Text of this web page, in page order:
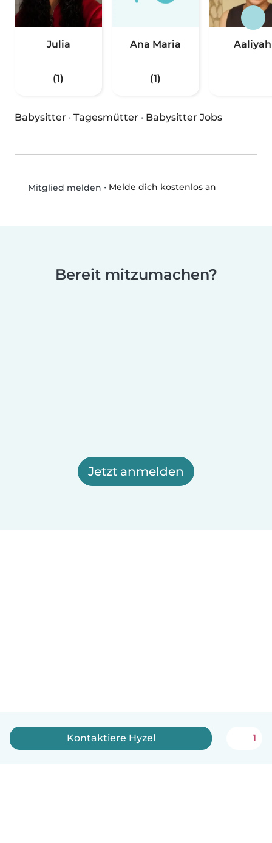
Julia
(1)
Ana Maria
(1)
Aaliyah
Babysitter · Tagesmütter · Babysitter Jobs
Mitglied melden • Melde dich kostenlos an
Bereit mitzumachen?
Jetzt anmelden
Kontaktiere Hyzel 1